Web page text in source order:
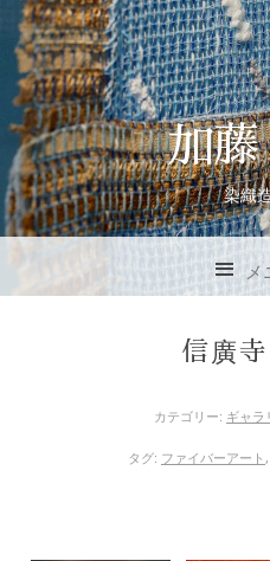
加
染織
メ
信廣
カテゴリー: ギャラ
タグ: ファイバーアート ,